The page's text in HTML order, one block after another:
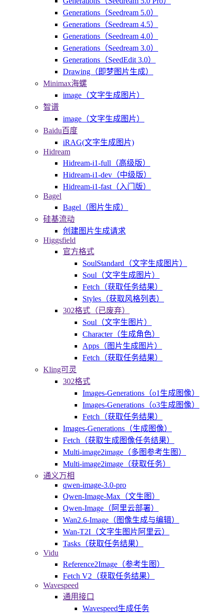
Generations（Seedream 5.0）
Generations（Seedream 4.5）
Generations（Seedream 4.0）
Generations（Seedream 3.0）
Generations（SeedEdit 3.0）
Drawing（即梦图片生成）
Minimax海螺
image（文字生成图片）
智谱
image（文字生成图片）
Baidu百度
iRAG(文字生成图片)
Hidream
Hidream-i1-full（高级版）
Hidream-i1-dev（中级版）
Hidream-i1-fast（入门版）
Bagel
Bagel（图片生成）
硅基流动
创建图片生成请求
Higgsfield
官方格式
SoulStandard（文字生成图片）
Soul（文字生成图片）
Fetch（获取任务结果）
Styles（获取风格列表）
302格式（已废弃）
Soul（文字生图片）
Character（生成角色）
Apps（图片生成图片）
Fetch（获取任务结果）
Kling可灵
302格式
Images-Generations（o1生成图像）
Images-Generations（o3生成图像）
Fetch（获取任务结果）
Images-Generations（生成图像）
Fetch（获取生成图像任务结果）
Multi-image2image（多图参考生图）
Multi-image2image（获取任务）
通义万相
qwen-image-3.0-pro
Qwen-Image-Max（文生图）
Qwen-Image（阿里云部署）
Wan2.6-Image（图像生成与编辑）
Wan-T2I（文字生图片阿里云）
Tasks（获取任务结果）
Vidu
Reference2Image（参考生图）
Fetch V2（获取任务结果）
Wavespeed
通用接口
Wavespeed生成任务